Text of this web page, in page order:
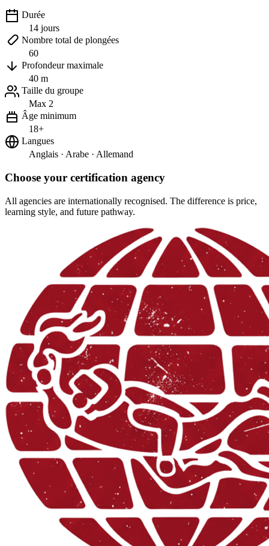
Durée
14 jours
Nombre total de plongées
60
Profondeur maximale
40 m
Taille du groupe
Max 2
Âge minimum
18+
Langues
Anglais · Arabe · Allemand
Choose your certification agency
All agencies are internationally recognised. The difference is price,
learning style, and future pathway.